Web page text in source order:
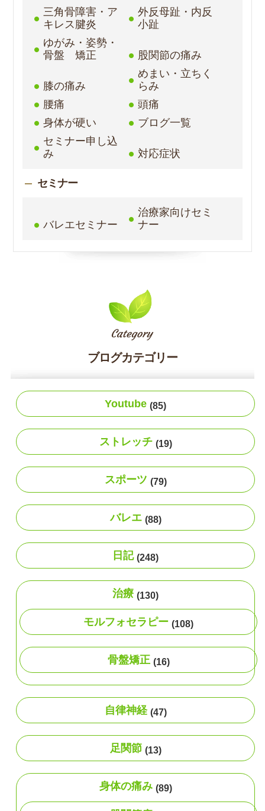
三角骨障害・ア
キレス腱炎
外反母趾・内反
小趾
ゆがみ・姿勢・
骨盤 矯正
股関節の痛み
膝の痛み
めまい・立ちく
らみ
腰痛
頭痛
身体が硬い
ブログ一覧
セミナー申し込
み
対応症状
セミナー
バレエセミナー
治療家向けセミ
ナー
ブログカテゴリー
Youtube (85)
ストレッチ (19)
スポーツ (79)
バレエ (88)
日記 (248)
治療 (130)
モルフォセラピー (108)
骨盤矯正 (16)
自律神経 (47)
足関節 (13)
身体の痛み (89)